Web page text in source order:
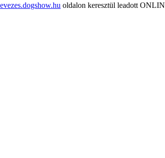
oldalon keresztül leadott